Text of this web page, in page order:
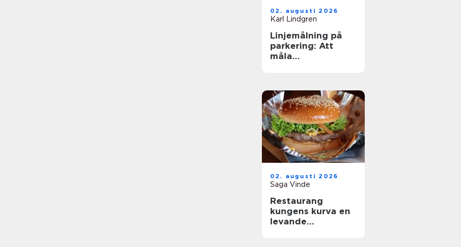
02. augusti 2026
Karl Lindgren
Linjemålning på
parkering: Att
måla
effektiva
02. augusti 2026
Saga Vinde
Restaurang
kungens kurva en
levande